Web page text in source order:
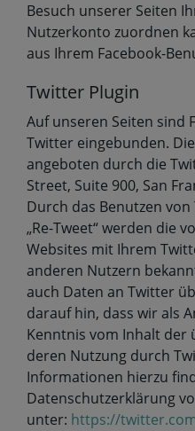
Besuch unserer Seiten
Nutzerkonto zuordnen
aus Ihrem Facebook-
Twitter Plugin
Auf unseren Seiten sind
Twitter eingebunden.
angeboten durch die
Street, Suite 900, San
Durch das Benutzen
„Re-Tweet“ werden die
Websites mit Ihrem
anderen Nutzern
auch Daten an Twitter
darauf hin, dass wir als
Kenntnis vom Inhalt der
deren Nutzung durch
Informationen hierzu
Datenschutzerklärung
unter: https://